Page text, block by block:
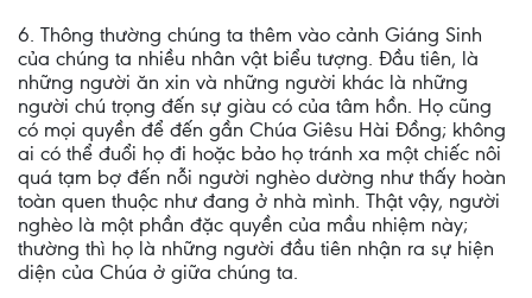
6. Thông thường chúng ta thêm vào cảnh Giáng Sinh
của chúng ta nhiều nhân vật biểu tượng. Đầu tiên, là
những người ăn xin và những người khác là những
người chú trọng đến sự giàu có của tâm hồn. Họ cũng
có mọi quyền để đến gần Chúa Giêsu Hài Đồng; không
ai có thể đuổi họ đi hoặc bảo họ tránh xa một chiếc nôi
quá tạm bợ đến nỗi người nghèo dường như thấy hoàn
toàn quen thuộc như đang ở nhà mình. Thật vậy, người
nghèo là một phần đặc quyền của mầu nhiệm này;
thường thì họ là những người đầu tiên nhận ra sự hiện
diện của Chúa ở giữa chúng ta.